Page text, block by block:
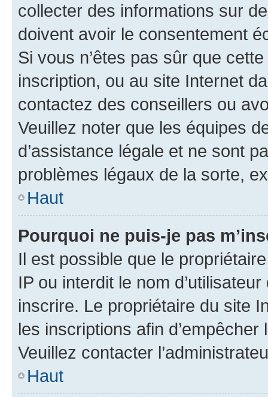
collecter des informations sur
doivent avoir le consentement
Si vous n’êtes pas sûr que
inscription, ou au site Internet
contactez des conseillers ou
Veuillez noter que les équipes
d’assistance légale et ne sont
problèmes légaux de la sorte,
Haut
Pourquoi ne puis-je pas
Il est possible que le
IP ou interdit le nom
inscrire. Le propriétaire du site
les inscriptions afin
Veuillez contacter
Haut